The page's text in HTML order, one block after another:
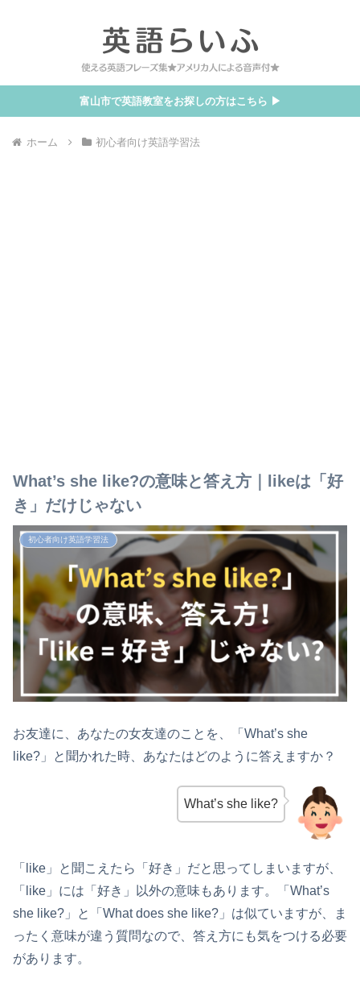
富山市で英語教室をお探しの方はこちら ▶
ホーム 初心者向け英語学習法
What’s she like?の意味と答え方｜likeは「好
き」だけじゃない
初心者向け英語学習法
お友達に、あなたの女友達のことを、「What’s she
like?」と聞かれた時、あなたはどのように答えますか？
What’s she like?
「like」と聞こえたら「好き」だと思ってしまいますが、
「like」には「好き」以外の意味もあります。「What’s
she like?」と「What does she like?」は似ていますが、ま
ったく意味が違う質問なので、答え方にも気をつける必要
があります。